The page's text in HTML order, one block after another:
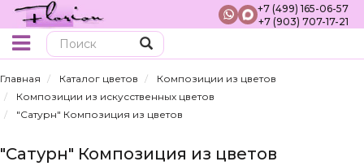
+7 (499) 165-06-57
+7 (903) 707-17-21
Главная Каталог цветов
Композиции из цветов
Композиции из искусственных цветов
"Сатурн" Композиция из цветов
"Сатурн" Композиция из цветов